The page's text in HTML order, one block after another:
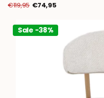
€119,95 €74,95
Sale -38%